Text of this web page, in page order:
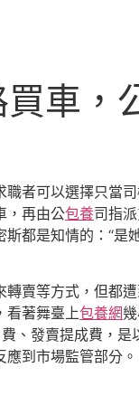
車，
職者可以選擇只當
，再由公包養司指
都是知情的：“是
轉賣等方式，但都
看著舞臺上包養網
、發賣提成費，是
到市場監管部分。